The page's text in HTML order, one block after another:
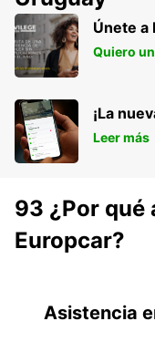
Únete a
Quiero
¡La
Leer más
93 ¿Por qué
Europcar?
Asistencia